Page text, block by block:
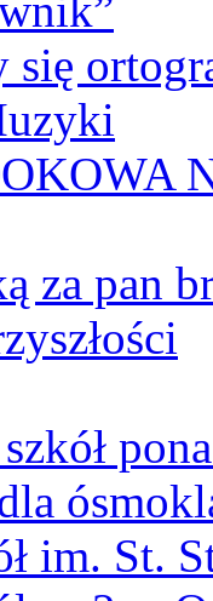
się
za pan
im. St.